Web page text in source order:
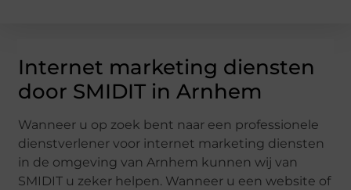
Internet marketing diensten
door SMIDIT in Arnhem
Wanneer u op zoek bent naar een professionele
dienstverlener voor internet marketing diensten
in de omgeving van Arnhem kunnen wij van
SMIDIT u zeker helpen. Wanneer u een website of